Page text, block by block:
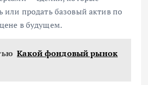
или продать базовый актив по
в будущем.
Какой фондовый рынок